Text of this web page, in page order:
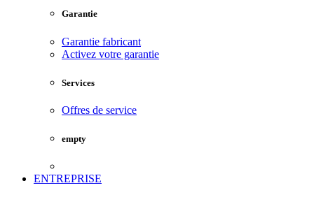
Garantie
Garantie fabricant
Activez votre garantie
Services
Offres de service
empty
ENTREPRISE